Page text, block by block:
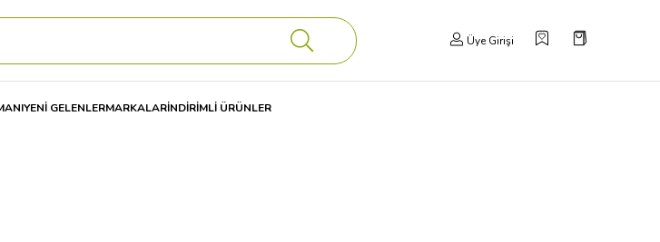
Üye Girişi
YENİ GELENLERMARKALARİNDİRİMLİ ÜRÜNLER